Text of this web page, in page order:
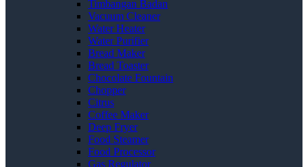
Timbangan Badan
Vacuum Cleaner
Water Heater
Water Purifier
Bread Maker
Bread Toaster
Chocolate Fountain
Chopper
Citrus
Coffee Maker
Deep Fryer
Food Steamer
Food Processor
Gas Regulator